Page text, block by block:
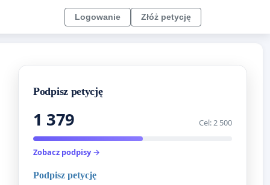
Logowanie Złóż petycję
Podpisz petycję
1 379 Cel: 2 500
Zobacz podpisy →
Podpisz petycję